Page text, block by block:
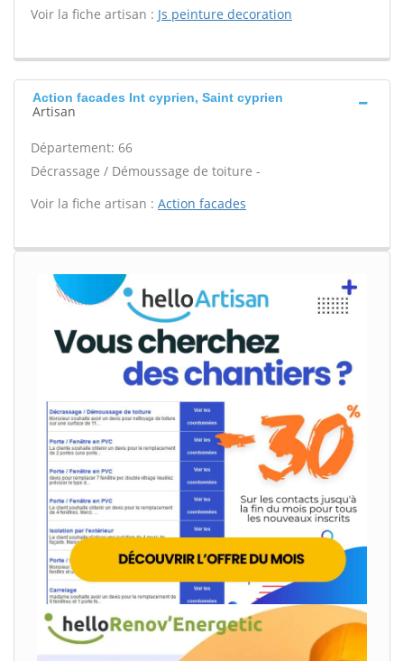
Voir la fiche artisan : Js peinture decoration
Action facades Int cyprien, Saint cyprien
Artisan
Département: 66
Décrassage / Démoussage de toiture -
Voir la fiche artisan : Action facades